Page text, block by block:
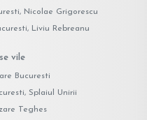
Nicolae Grigorescu
Liviu Rebreanu
vile
Bucuresti
Splaiul Unirii
Teghes